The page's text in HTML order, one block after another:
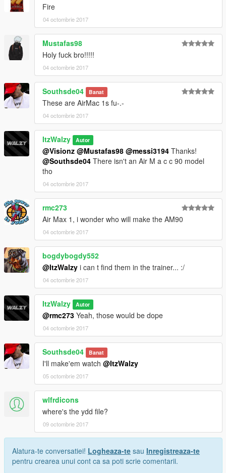
Fire
04 octombrie 2017
Mustafas98
Holy fuck bro!!!!!
04 octombrie 2017
Southsde04 Banat
These are AirMac 1s fu-.-
04 octombrie 2017
ItzWalzy Autor
@Visionz @Mustafas98 @messi3194 Thanks!
@Southsde04 There isn't an Air M a c c 90 model
tho
04 octombrie 2017
rmc273
Air Max 1, i wonder who will make the AM90
04 octombrie 2017
bogdybogdy552
@ItzWalzy i can t find them in the trainer... :/
04 octombrie 2017
ItzWalzy Autor
@rmc273 Yeah, those would be dope
04 octombrie 2017
Southsde04 Banat
I'll make'em watch @ItzWalzy
05 octombrie 2017
wlfrdicons
where's the ydd file?
09 octombrie 2017
Alatura-te conversatiei! Logheaza-te sau Inregistreaza-te
pentru crearea unui cont ca sa poti scrie comentarii.